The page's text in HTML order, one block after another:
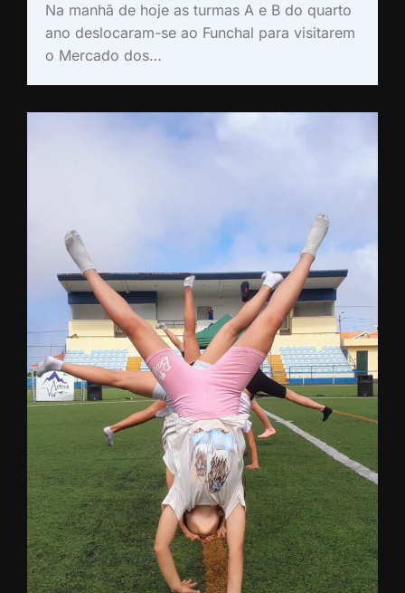
Na manhã de hoje as turmas A e B do quarto
ano deslocaram-se ao Funchal para visitarem
o Mercado dos…